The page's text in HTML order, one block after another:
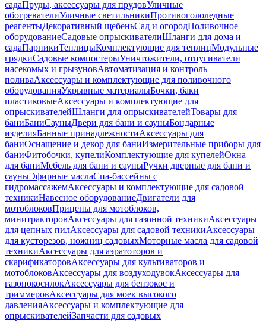
садаПруды, аксессуары для прудовУличные
обогревателиУличные светильникиПротивогололедные
реагентыДекоративный щебеньСад и огородПоливочное
оборудованиеСадовые опрыскивателиШланги для дома и
садаПарникиТеплицыКомплектующие для теплицМодульные
грядкиСадовые компостерыУничтожители, отпугиватели
насекомых и грызуновАвтоматизация и контроль
поливаАксессуары и комплектующие для поливочного
оборудованияУкрывные материалыБочки, баки
пластиковыеАксессуары и комплектующие для
опрыскивателейШланги для опрыскивателейТовары для
баниБаниСауныДвери для бани и сауныБондарные
изделияБанные принадлежностиАксессуары для
баниОснащение и декор для баниИзмерительные приборы для
баниФитобочки, купелиКомплектующие для купелейОкна
для баниМебель для бани и сауныРучки дверные для бани и
сауныЭфирные маслаСпа-бассейны с
гидромассажемАксессуары и комплектующие для садовой
техникиНавесное оборудованиеДвигатели для
мотоблоковПрицепы для мотоблоков,
минитракторовАксессуары для газонной техникиАксессуары
для цепных пилАксессуары для садовой техникиАксессуары
для кусторезов, ножниц садовыхМоторные масла для садовой
техникиАксессуары для аэратоторов и
скарификаторовАксессуары для культиваторов и
мотоблоковАксессуары для воздуходувокАксессуары для
газонокосилокАксессуары для бензокос и
триммеровАксессуары для моек высокого
давленияАксессуары и комплектующие для
опрыскивателейЗапчасти для садовых